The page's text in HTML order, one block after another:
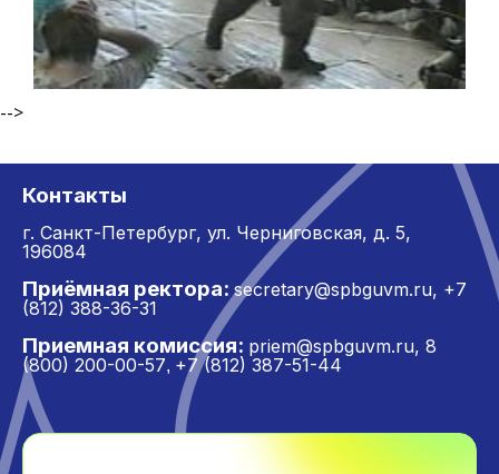
-->
Контакты
г. Санкт-Петербург, ул. Черниговская, д. 5,
196084
Приёмная ректора: secretary@spbguvm.ru, +7
(812) 388-36-31
Приемная комиссия: priem@spbguvm.ru, 8
(800) 200-00-57, +7 (812) 387-51-44